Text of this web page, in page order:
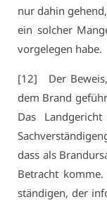
nur da­hin
ein sol­cher
vor­ge­le­gen ha­be.
[12] Der Be­weis,
dem Brand
Das
dass als
Be­tracht
stän­di­gen, der